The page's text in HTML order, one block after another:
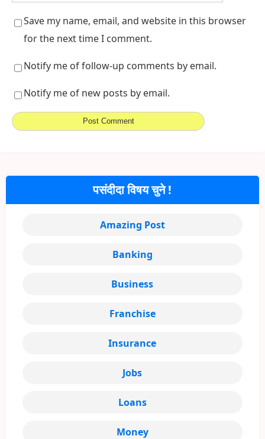
Save my name, email, and website in this browser
for the next time I comment.
Notify me of follow-up comments by email.
Notify me of new posts by email.
पसंदीदा विषय चुने !
Amazing Post
Banking
Business
Franchise
Insurance
Jobs
Loans
Money